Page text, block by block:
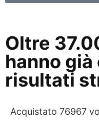
Oltre
hanno
risultati
Acquistato 76967